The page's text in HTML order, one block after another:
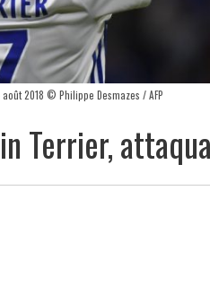
2018 © Philippe Desmazes / AFP
Terrier,